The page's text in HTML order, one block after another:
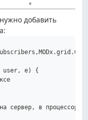
добавить
user, e) {
сервер, в процессор